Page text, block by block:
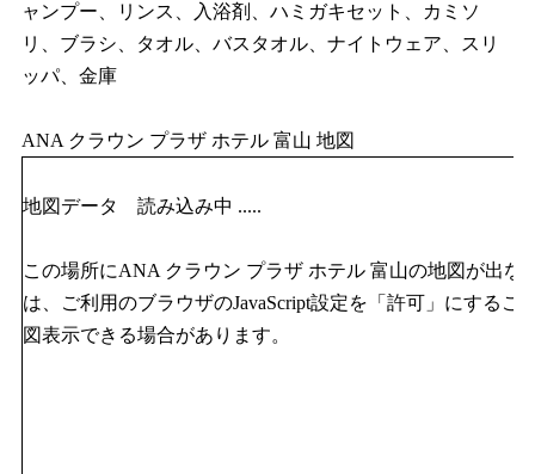
ャンプー、リンス、入浴剤、ハミガキセット、カミソ
リ、ブラシ、タオル、バスタオル、ナイトウェア、スリ
ッパ、金庫
ANA クラウン プラザ ホテル 富山 地図
地図データ 読み込み中 .....
この場所にANA クラウン プラザ ホテル 富山の地図が出な
は、ご利用のブラウザのJavaScript設定を「許可」にするこ
図表示できる場合があります。